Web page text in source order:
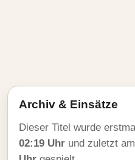
Archiv & Einsätze
Dieser Titel wurde
02:19 Uhr und zuletzt am